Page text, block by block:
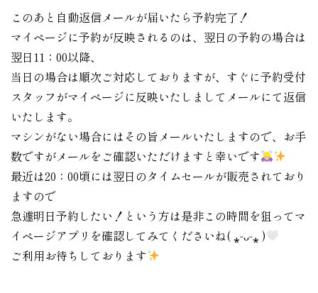
このあと自動返信メールが届いたら予約完了！
マイページに予約が反映されるのは、翌日の予約の場合は
翌日11：00以降、
当日の場合は順次ご対応しておりますが、すぐに予約受付
スタッフがマイページに反映いたしましてメールにて返信
いたします。
マシンがない場合にはその旨メールいたしますので、お手
数ですがメールをご確認いただけますと幸いです
最近は20：00頃には翌日のタイムセールが販売されており
ますので
急遽明日予約したい！という方は是非この時間を狙ってマ
イページアプリを確認してみてくださいね( ⁎ᵕᴗᵕ⁎ )
ご利用お待ちしております